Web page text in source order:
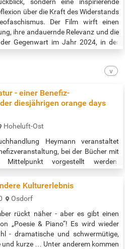
über die Kraft des Widerstands
Der Film wirft einen
ihre andauernde Relevanz und die
Gegenwart im Jahr 2024, in der
- einer Benefiz-
diesjährigen orange days
Hoheluft-Ost
Heymann veranstaltet
bei der Bücher mit
vorgestellt werden.
die sich für die Verbesserung
Quelle:…
Kulturerlebnis
Osdorf
rückt näher - aber es gibt einen
„Poesie & Piano“! Es wird wieder
- dramatische und schwermütige,
und kurze … Unter anderem kommen